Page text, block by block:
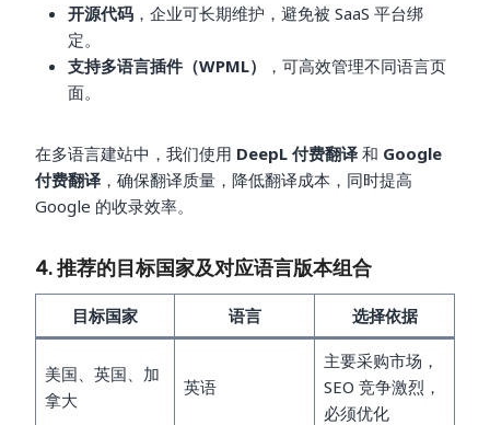
开源代码 ，企业可长期维护，避免被 SaaS 平台绑
定。
支持多语言插件（WPML）
，可高效管理不同语言页
面。
在多语言建站中，我们使用 DeepL 付费翻译 和 Google
付费翻译 ，确保翻译质量，降低翻译成本，同时提高
Google 的收录效率。
4. 推荐的目标国家及对应语言版本组合
目标国家 语言 选择依据
美国、英国、加
拿大
英语
主要采购市场，
SEO 竞争激烈，
必须优化